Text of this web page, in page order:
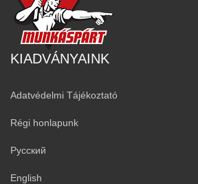
KIADVÁNYAINK
Adatvédelmi Tájékoztató
Régi honlapunk
Русский
English